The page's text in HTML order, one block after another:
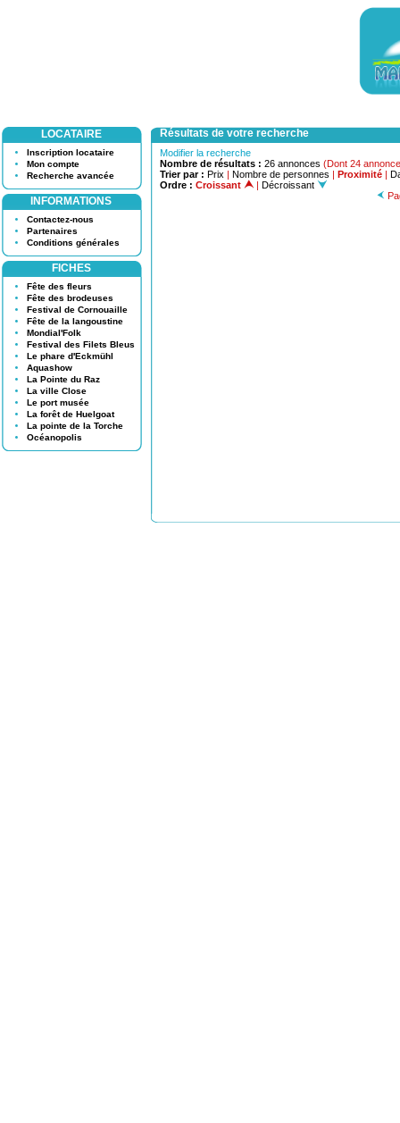
LOCATAIRE
Inscription locataire
Mon compte
Recherche avancée
INFORMATIONS
Contactez-nous
Partenaires
Conditions générales
FICHES
Fête des fleurs
Fête des brodeuses
Festival de Cornouaille
Fête de la langoustine
Mondial'Folk
Festival des Filets Bleus
Le phare d'Eckmühl
Aquashow
La Pointe du Raz
La ville Close
Le port musée
La forêt de Huelgoat
La pointe de la Torche
Océanopolis
Résultats de votre recherche
Modifier la recherche
Nombre de résultats : 26 annonces (Dont 24
Trier par : Prix | Nombre de personnes | Proximité |
Ordre : Croissant | Décroissant